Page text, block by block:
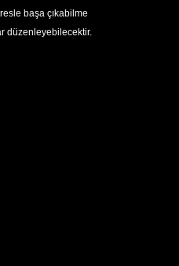
başa çıkabilme
düzenleyebilecektir.